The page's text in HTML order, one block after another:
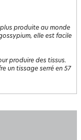
produite au monde
elle est facile
produire des tissus.
un tissage serré en 57